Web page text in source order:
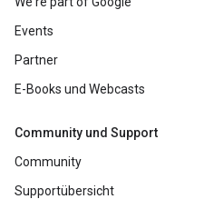
Events
Partner
E-Books und Webcasts
Community und Support
Community
Supportübersicht